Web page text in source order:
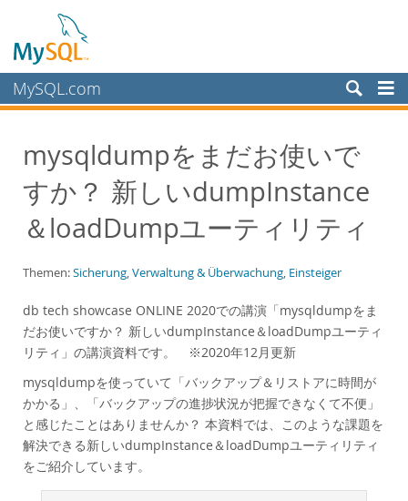
MySQL.com
Schulung, Beratung, Support
Partner
Kunden
White Papers
Presentations
Videos
Case Studies
Books
Performance
Benchmarks
Migration
TCO Savings
mysqldumpをまだお使いで
すか？ 新しいdumpInstance
＆loadDumpユーティリティ
Themen:Sicherung,Verwaltung & Überwachung, Einsteiger
db tech showcase ONLINE 2020での講演「mysqldumpをま
だお使いですか？ 新しいdumpInstance＆loadDumpユーティ
リティ」の講演資料です。 ※2020年12月更新
mysqldumpを使っていて「バックアップ＆リストアに時間が
かかる」、「バックアップの進捗状況が把握できなくて不便」
と感じたことはありませんか？ 本資料では、このような課題を
解決できる新しいdumpInstance＆loadDumpユーティリティ
をご紹介しています。